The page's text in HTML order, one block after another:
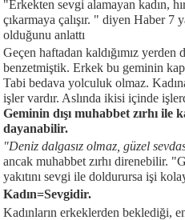
"Erkekten sevgi alamayan kadın,
çıkarmaya çalışır. " diyen Haber 7
olduğunu anlattı
Geçen haftadan kaldığımız
benzetmiştik. Erkek bu geminin
Tabi bedava yolculuk olmaz.
işler vardır. Aslında ikisi içinde
Geminin dışı muhabbet zırhı ile
dayanabilir.
"Deniz dalgasız olmaz, güzel
ancak muhabbet zırhı direnebilir.
yakıtını sevgi ile doldurursa işi
Kadın=Sevgidir.
Kadınların erkeklerden beklediği,